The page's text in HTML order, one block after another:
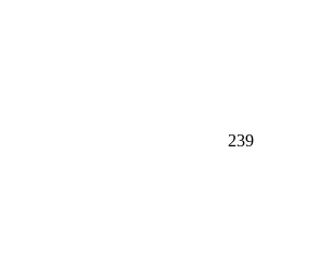
239